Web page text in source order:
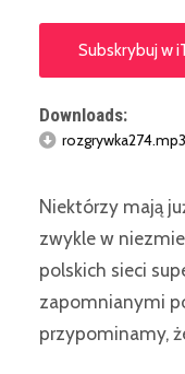
Subskrybuj w
Downloads:
rozgrywka274.mp3
Niektórzy mają
zwykle w
polskich sieci
zapomnianymi
przypominamy,